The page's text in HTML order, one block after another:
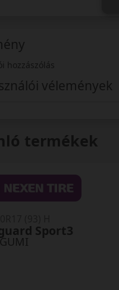
hozzászólás
vélemények
termékek